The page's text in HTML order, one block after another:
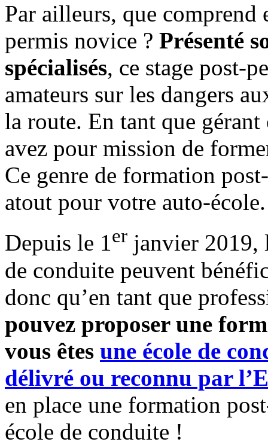
Par ailleurs, que comprend
permis novice ? Présenté
spécialisés, ce stage post-
amateurs sur les dangers
la route. En tant que
avez pour mission de
Ce genre de formation
atout pour votre auto-école.
Depuis le 1er janvier 2019,
de conduite peuvent
donc qu’en tant que
pouvez proposer une
vous êtes une école de
délivré ou reconnu par
en place une formation
école de conduite !